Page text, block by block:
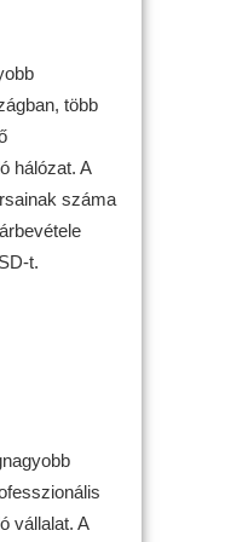
több
hálózat. A
száma
t.
vállalat. A